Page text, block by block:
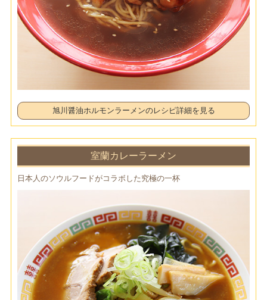
旭川醤油ホルモンラーメンのレシピ詳細を見る
室蘭カレーラーメン
日本人のソウルフードがコラボした究極の一杯